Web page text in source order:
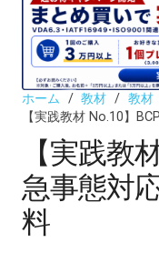
ホーム / 教材 / 教材
【実践教材 No.10】
【実践教
急事態対
料